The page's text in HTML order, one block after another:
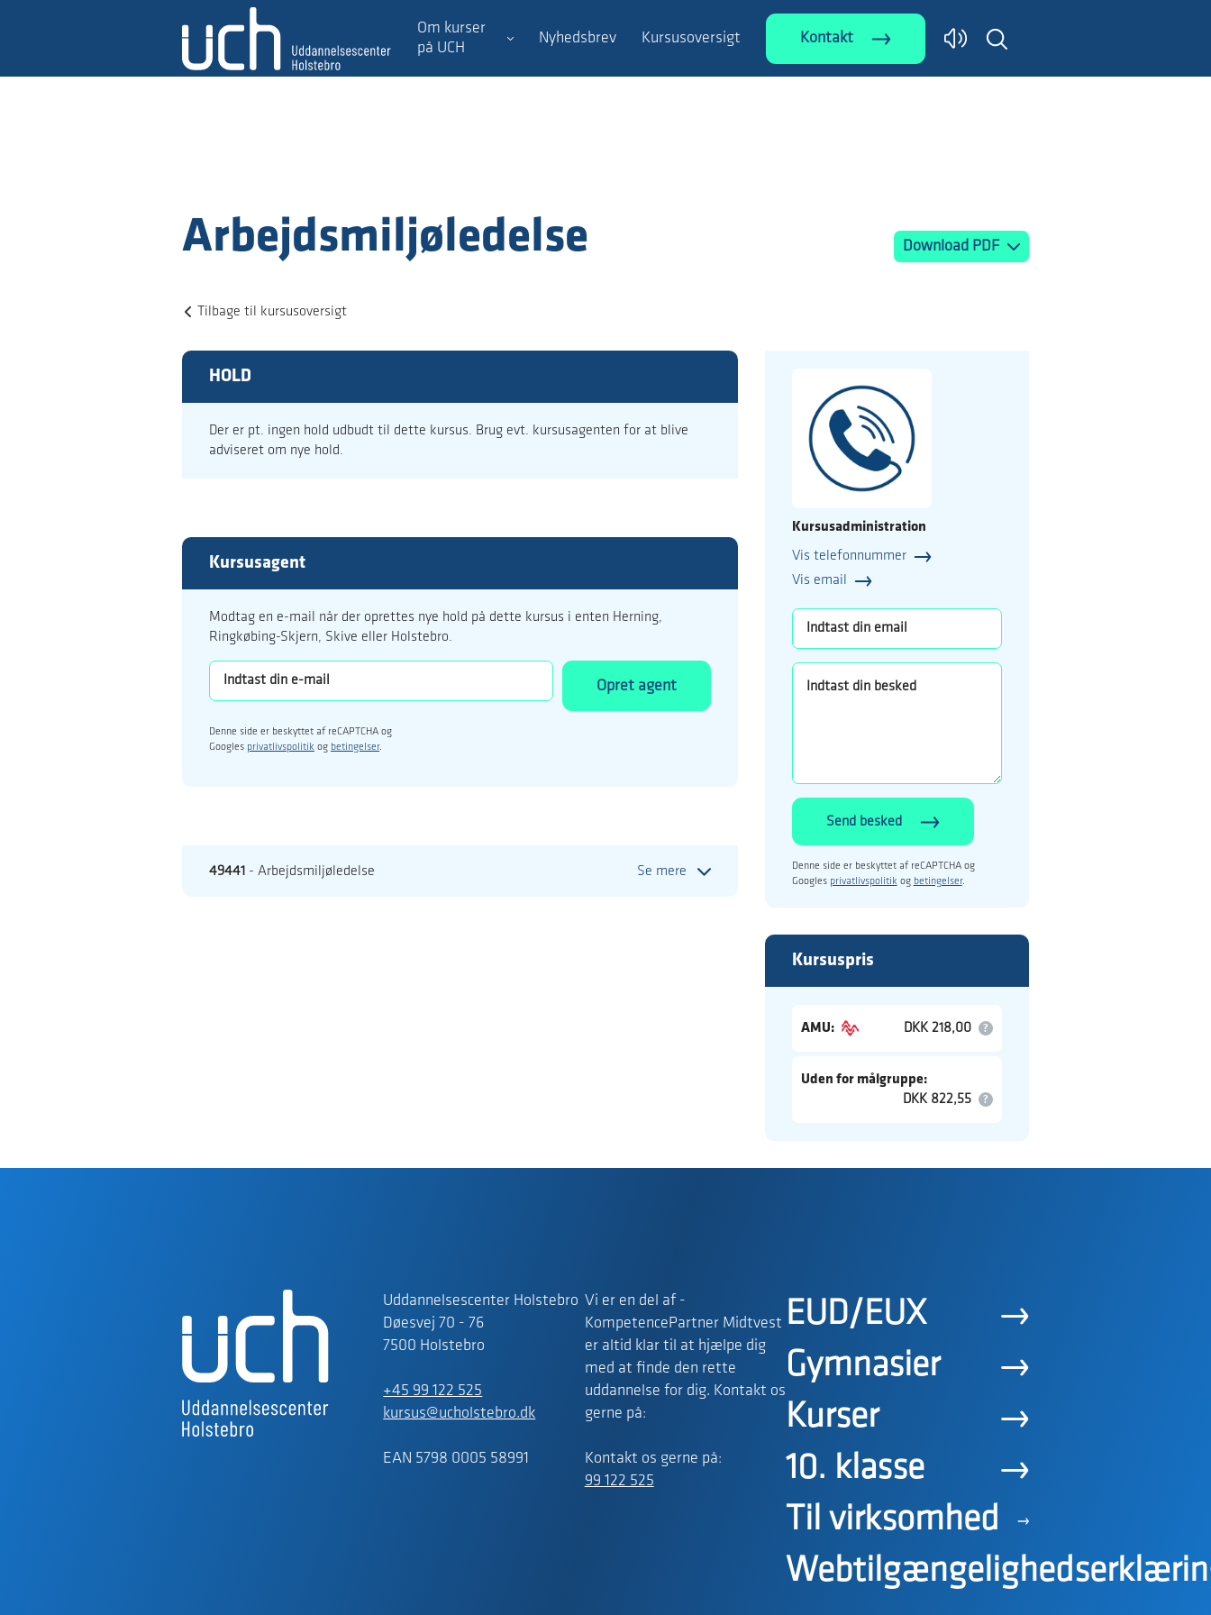
Om kurser
på UCH
Nyhedsbrev Kursusoversigt Kontakt
Arbejdsmiljøledelse Download PDF
Tilbage til kursusoversigt
HOLD
Der er pt. ingen hold udbudt til dette kursus. Brug evt. kursusagenten for at blive
adviseret om nye hold.
Kursusagent
Modtag en e-mail når der oprettes nye hold på dette kursus i enten Herning,
Ringkøbing-Skjern, Skive eller Holstebro.
Opret agent
Denne side er beskyttet af reCAPTCHA og
Googles privatlivspolitik og betingelser.
49441 - Arbejdsmiljøledelse Se mere
Kursusadministration
Vis telefonnummer
Vis email
Send besked
Denne side er beskyttet af reCAPTCHA og
Googles privatlivspolitik og betingelser.
Kursuspris
AMU: DKK 218,00
Uden for målgruppe:
DKK 822,55
Uddannelsescenter Holstebro
Døesvej 70 - 76
7500 Holstebro
+45 99 122 525
kursus@ucholstebro.dk
EAN 5798 0005 58991
Vi er en del af -
KompetencePartner Midtvest
er altid klar til at hjælpe dig
med at finde den rette
uddannelse for dig. Kontakt os
gerne på:
Kontakt os gerne på:
99 122 525
EUD/EUX
Gymnasier
Kurser
10. klasse
Til virksomhed